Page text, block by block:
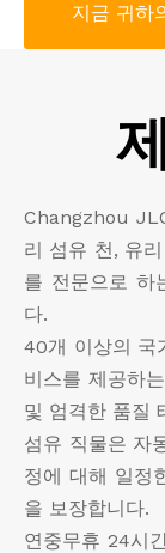
지금 귀하
Changzhou
리 섬유 천, 유
를 전문으로 하
다.
40개 이상의 국
비스를 제공하
및 엄격한 품질
섬유 직물은 자
정에 대해 일정
을 보장합니다.
연중무휴 24시